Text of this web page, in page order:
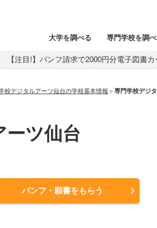
大学を調べる 専門学校を調
【注目!】パンフ請求で2000円分電子図書
校デジタルアーツ仙台の学校基本情報 専門学校デジ
ーツ仙台
パンフ・願書をもらう